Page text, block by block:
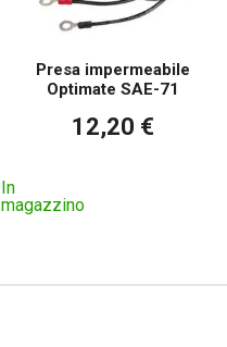
Presa impermeabile
Optimate SAE-71
12,20 €
In
magazzino